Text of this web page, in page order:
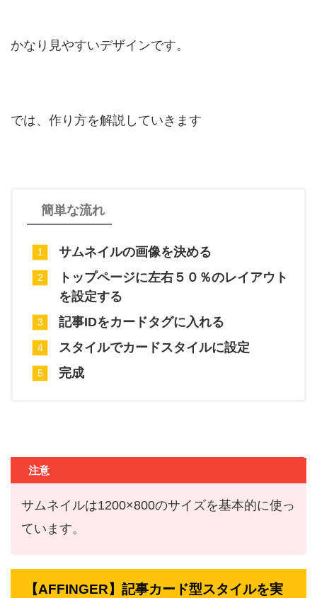
かなり見やすいデザインです。
では、作り方を解説していきます
簡単な流れ
サムネイルの画像を決める
トップページに左右５０％のレイアウト
を設定する
記事IDをカードタグに入れる
スタイルでカードスタイルに設定
完成
注意
サムネイルは1200×800のサイズを基本的に使っ
ています。
【AFFINGER】記事カード型スタイルを実